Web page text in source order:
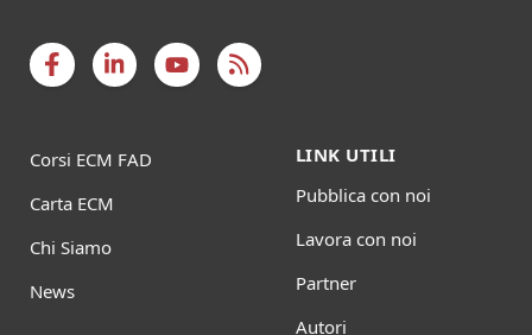
Corsi ECM FAD
Carta ECM
Chi Siamo
News
LINK UTILI
Pubblica con noi
Lavora con noi
Partner
Autori